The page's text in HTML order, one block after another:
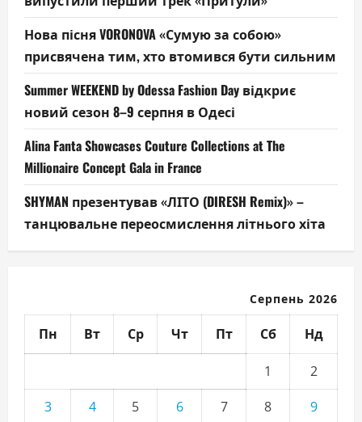
Нова пісня VORONOVA «Сумую за собою»
присвячена тим, хто втомився бути сильним
Summer WEEKEND by Odessa Fashion Day відкриє
новий сезон 8–9 серпня в Одесі
Alina Fanta Showcases Couture Collections at The
Millionaire Concept Gala in France
SHYMAN презентував «ЛІТО (DIRESH Remix)» –
танцювальне переосмислення літнього хіта
Серпень 2026
Пн Вт Ср Чт Пт Сб Нд
1
2
3
4 5 6 7 8
9